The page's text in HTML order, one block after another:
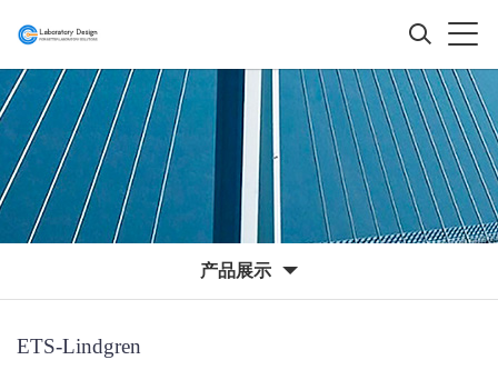
产品展示
ETS-Lindgren